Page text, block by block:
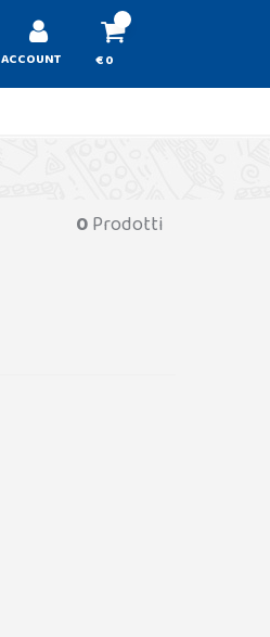
ACCOUNT € 0
0Prodotti